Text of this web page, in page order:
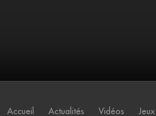
Accueil Actualités Vidéos Jeux